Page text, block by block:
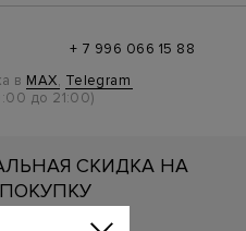
+ 7 996 066 15 88
в MAX, Telegram
до 21:00)
СКИДКА НА